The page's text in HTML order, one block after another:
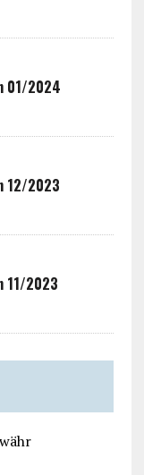
01/2024
12/2023
11/2023